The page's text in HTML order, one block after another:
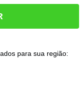
para sua região: